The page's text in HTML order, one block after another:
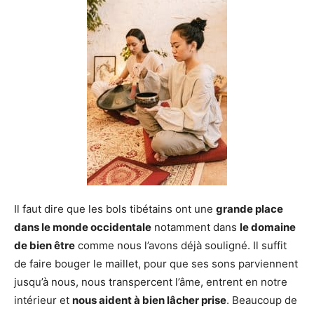
Il faut dire que les bols tibétains ont une grande place
dans le monde occidentale notamment dans le domaine
de bien être comme nous l’avons déjà souligné. Il suffit
de faire bouger le maillet, pour que ses sons parviennent
jusqu’à nous, nous transpercent l’âme, entrent en notre
intérieur et nous aident à bien lâcher prise. Beaucoup de